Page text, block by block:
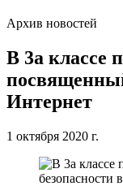
Архив новостей
В 3а классе
Интернет
1 октября 2020 г.